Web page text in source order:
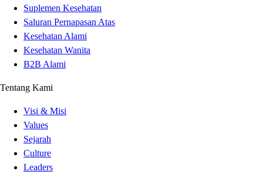
Suplemen Kesehatan
Saluran Pernapasan Atas
Kesehatan Alami
Kesehatan Wanita
B2B Alami
Tentang Kami
Visi & Misi
Values
Sejarah
Culture
Leaders